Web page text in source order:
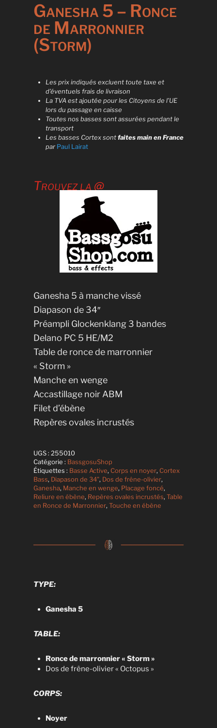
Ganesha 5 – Ronce
de Marronnier
(Storm)
Les prix indiqués excluent toute taxe et
d’éventuels frais de livraison
La TVA est ajoutée pour les Citoyens de l’UE
lors du passage en caisse
Toutes nos basses sont assurées pendant le
transport
Les basses Cortex sontfaites main en France
par Paul Lairat
Trouvez la @
Ganesha 5 à manche vissé
Diapason de 34″
Préampli Glockenklang 3 bandes
Delano PC 5 HE/M2
Table de ronce de marronnier
« Storm »
Manche en wenge
Accastillage noir ABM
Filet d’ébène
Repères ovales incrustés
UGS : 255010
Catégorie : BassgosuShop
Étiquettes : Basse Active, Corps en noyer, Cortex
Bass, Diapason de 34", Dos de frêne-olivier,
Ganesha, Manche en wenge, Placage foncé,
Reliure en ébène, Repères ovales incrustés, Table
en Ronce de Marronnier, Touche en ébène
TYPE:
Ganesha 5
TABLE:
Ronce de marronnier « Storm »
Dos de frêne-olivier « Octopus »
CORPS:
Noyer